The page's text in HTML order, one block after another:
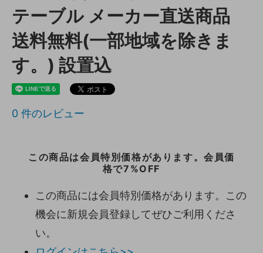
テーブル メーカー直送商品
送料無料(一部地域を除きま
す。) 設置込
0 件のレビュー
この商品は会員特別価格があります。会員価
格で7%OFF
この商品には会員特別価格があります。この
機会に新規会員登録してぜひご利用くださ
い。